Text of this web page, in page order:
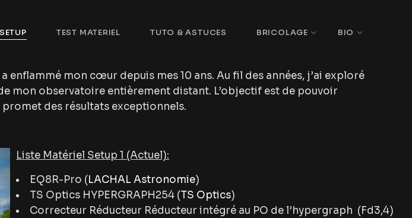
SETUP TEST MATERIEL TUTO & ASTUCES BRICOLAGE BIO
enflammé mon cœur depuis mes 10 ans. Au fil des années, j’ai exploré
mon observatoire entièrement distant. L’objectif est de pouvoir
des résultats exceptionnels.
Liste Matériel Setup 1 (Actuel):
EQ8R-Pro (LACHAL Astronomie)
TS Optics HYPERGRAPH254 (TS Optics)
Correcteur Réducteur Réducteur intégré au PO de l’hypergraph (Fd3,4)